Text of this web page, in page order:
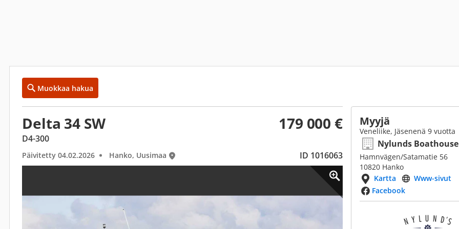
Muokkaa hakua
Delta 34 SW 179 000 €
D4-300
Päivitetty 04.02.2026 Hanko, Uusimaa ID 1016063
Myyjä
Veneliike, Jäsenenä 9 vuotta
Nylunds
Hamnvägen/Satamatie 56
10820 Hanko
Kartta
Www-sivut
Facebook